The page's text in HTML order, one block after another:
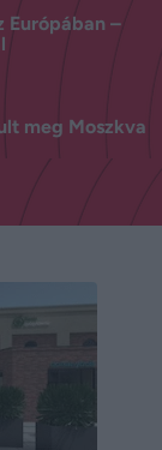
Európában –
meg Moszkva